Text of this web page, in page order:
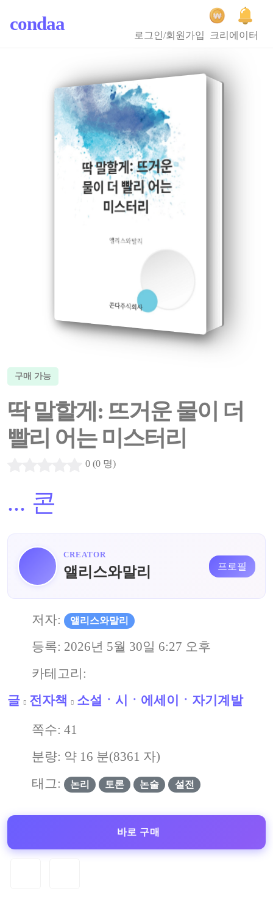
condaa
로그인/회원가입 크리에이터
구매 가능
딱 말할게: 뜨거운 물이 더
빨리 어는 미스터리
0 (0 명)
... 콘
CREATOR
앨리스와말리 프로필
저자: 앨리스와말리
등록: 2026년 5월 30일 6:27 오후
카테고리:
글
전자책 소설ㆍ시ㆍ에세이ㆍ자기계발
쪽수: 41
분량: 약 16 분(8361 자)
태그:
논리 토론 논술 설전
바로 구매